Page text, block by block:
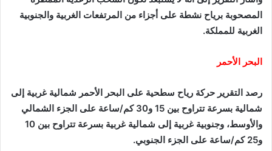
المصحوبة برياح نشطة على أجزاء من المرتفعات الغربية والجنوبية
الغربية للمملكة.
البحر الأحمر
رصد التقرير حركة رياح سطحية على البحر الأحمر شمالية غربية إلى
شمالية بسرعة تتراوح بين 15 و30 كم/ساعة على الجزء الشمالي
والأوسط، وجنوبية غربية إلى شمالية غربية بسرعة تتراوح بين 10
و25 كم/ساعة على الجزء الجنوبي.